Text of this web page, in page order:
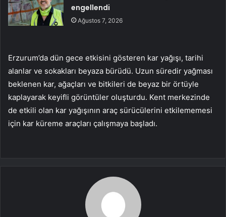
engellendi
Ağustos 7, 2026
Erzurum’da dün gece etkisini gösteren kar yağışı, tarihi
alanlar ve sokakları beyaza bürüdü. Uzun süredir yağması
beklenen kar, ağaçları ve bitkileri de beyaz bir örtüyle
kaplayarak keyifli görüntüler oluşturdu. Kent merkezinde
de etkili olan kar yağışının araç sürücülerini etkilememesi
için kar küreme araçları çalışmaya başladı.